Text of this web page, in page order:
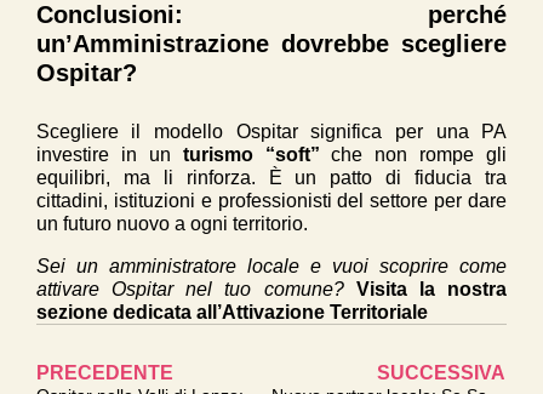
Conclusioni: perché
un’Amministrazione dovrebbe scegliere
Ospitar?
Scegliere il modello Ospitar significa per una PA
investire in un turismo “soft” che non rompe gli
equilibri, ma li rinforza. È un patto di fiducia tra
cittadini, istituzioni e professionisti del settore per dare
un futuro nuovo a ogni territorio.
Sei un amministratore locale e vuoi scoprire come
attivare Ospitar nel tuo comune?
Visita la nostra
sezione dedicata all’Attivazione Territoriale
PRECEDENTE SUCCESSIVA